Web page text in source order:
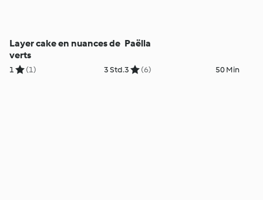
Layer cake en nuances de
verts
1 (1) 3 Std.
Paëlla
3 (6) 50 Min